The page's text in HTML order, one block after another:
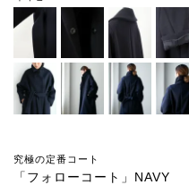
究極の定番コート
「フォローコート」NAVY